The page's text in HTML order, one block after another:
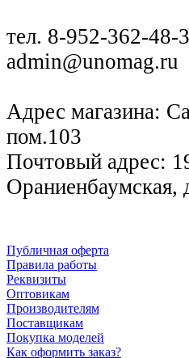
тел. 8-952-362-48-
admin@unomag.ru
Адрес магазина:
пом.103
Почтовый адрес:
Ораниенбаумская,
Публичная оферта
Правила работы
Реквизиты
Оптовикам
Производителям
Поставщикам
Покупка моделей
Как оформить заказ?